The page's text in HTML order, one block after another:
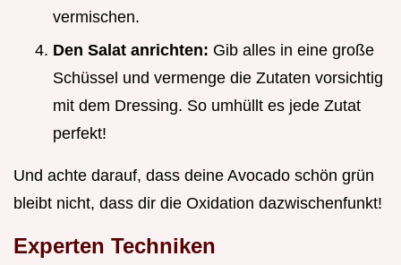
vermischen.
Den Salat anrichten: Gib alles in eine große
Schüssel und vermenge die Zutaten vorsichtig
mit dem Dressing. So umhüllt es jede Zutat
perfekt!
Und achte darauf, dass deine Avocado schön grün
bleibt nicht, dass dir die Oxidation dazwischenfunkt!
Experten Techniken